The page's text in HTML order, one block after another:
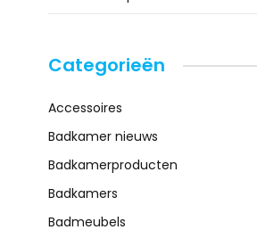
Categorieën
Accessoires
Badkamer nieuws
Badkamerproducten
Badkamers
Badmeubels